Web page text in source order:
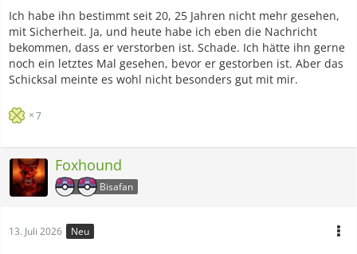
Ich habe ihn bestimmt seit 20, 25 Jahren nicht mehr gesehen,
mit Sicherheit. Ja, und heute habe ich eben die Nachricht
bekommen, dass er verstorben ist. Schade. Ich hätte ihn gerne
noch ein letztes Mal gesehen, bevor er gestorben ist. Aber das
Schicksal meinte es wohl nicht besonders gut mit mir.
7
Foxhound
Bisafan
13. Juli 2026 Neu